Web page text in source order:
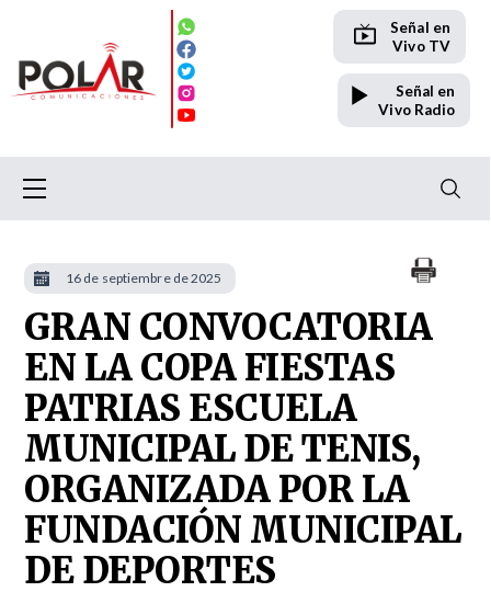
Señal en
Vivo TV
Señal en
Vivo Radio
GRAN CONVOCATORIA
EN LA COPA FIESTAS
PATRIAS ESCUELA
MUNICIPAL DE TENIS,
ORGANIZADA POR LA
FUNDACIÓN MUNICIPAL
DE DEPORTES
16 de septiembre de 2025